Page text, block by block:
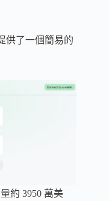
供了一個簡易的
約 3950 萬美